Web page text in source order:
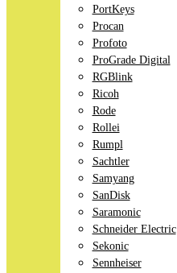
PortKeys
Procan
Profoto
ProGrade Digital
RGBlink
Ricoh
Rode
Rollei
Rumpl
Sachtler
Samyang
SanDisk
Saramonic
Schneider Electric
Sekonic
Sennheiser